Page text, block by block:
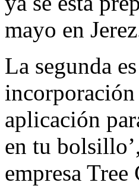
mayo en
La segunda
incorporación
aplicación
en tu
empresa